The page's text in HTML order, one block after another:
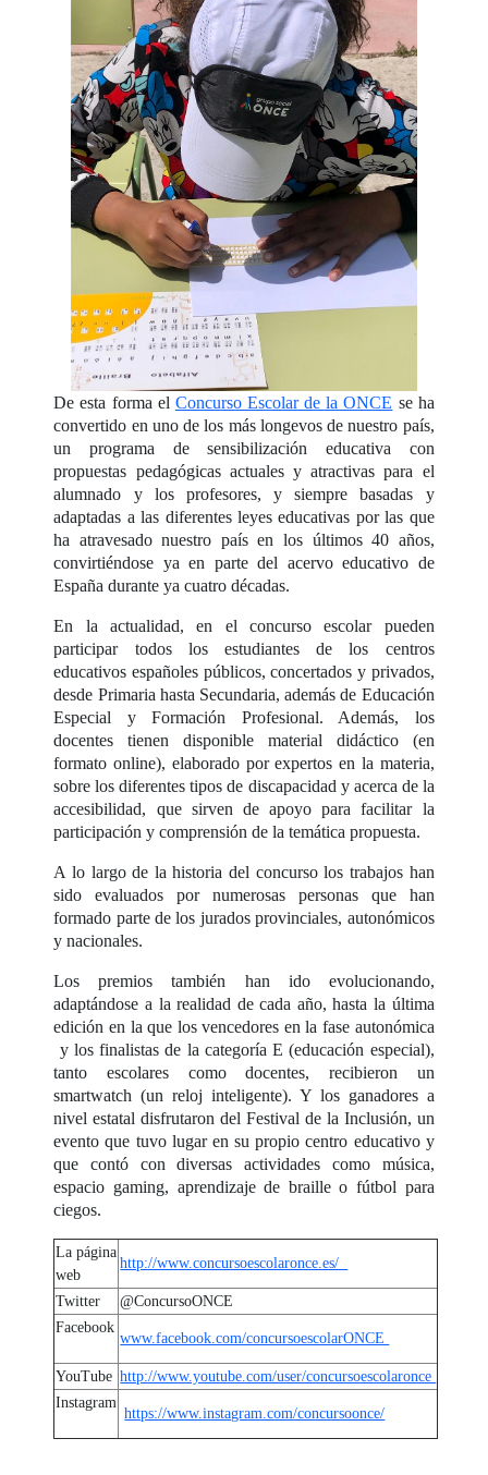
De esta forma el Concurso Escolar de la ONCE se ha
convertido en uno de los más longevos de nuestro país,
un programa de sensibilización educativa con
propuestas pedagógicas actuales y atractivas para el
alumnado y los profesores, y siempre basadas y
adaptadas a las diferentes leyes educativas por las que
ha atravesado nuestro país en los últimos 40 años,
convirtiéndose ya en parte del acervo educativo de
España durante ya cuatro décadas.
En la actualidad, en el concurso escolar pueden
participar todos los estudiantes de los centros
educativos españoles públicos, concertados y privados,
desde Primaria hasta Secundaria, además de Educación
Especial y Formación Profesional. Además, los
docentes tienen disponible material didáctico (en
formato online), elaborado por expertos en la materia,
sobre los diferentes tipos de discapacidad y acerca de la
accesibilidad, que sirven de apoyo para facilitar la
participación y comprensión de la temática propuesta.
A lo largo de la historia del concurso los trabajos han
sido evaluados por numerosas personas que han
formado parte de los jurados provinciales, autonómicos
y nacionales.
Los premios también han ido evolucionando,
adaptándose a la realidad de cada año, hasta la última
edición en la que los vencedores en la fase autonómica
y los finalistas de la categoría E (educación especial),
tanto escolares como docentes, recibieron un
smartwatch (un reloj inteligente). Y los ganadores a
nivel estatal disfrutaron del Festival de la Inclusión, un
evento que tuvo lugar en su propio centro educativo y
que contó con diversas actividades como música,
espacio gaming, aprendizaje de braille o fútbol para
ciegos.
La página
web
http://www.concursoescolaronce.es/
Twitter
@ConcursoONCE
Facebook
www.facebook.com/concursoescolarONCE
YouTube http://www.youtube.com/user/concursoescolaronce
Instagram
https://www.instagram.com/concursoonce/